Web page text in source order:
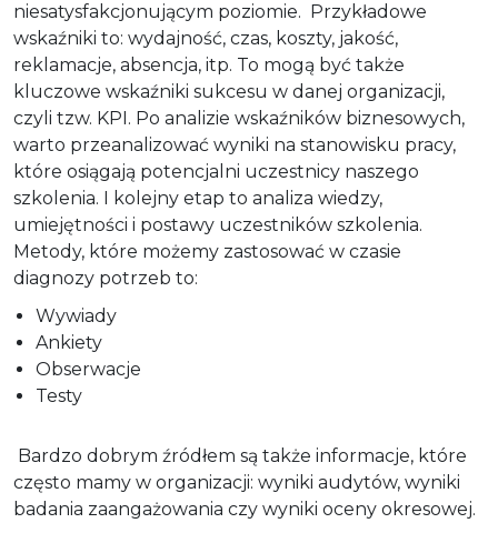
niesatysfakcjonującym poziomie. Przykładowe
wskaźniki to: wydajność, czas, koszty, jakość,
reklamacje, absencja, itp. To mogą być także
kluczowe wskaźniki sukcesu w danej organizacji,
czyli tzw. KPI. Po analizie wskaźników biznesowych,
warto przeanalizować wyniki na stanowisku pracy,
które osiągają potencjalni uczestnicy naszego
szkolenia. I kolejny etap to analiza wiedzy,
umiejętności i postawy uczestników szkolenia.
Metody, które możemy zastosować w czasie
diagnozy potrzeb to:
Wywiady
Ankiety
Obserwacje
Testy
Bardzo dobrym źródłem są także informacje, które
często mamy w organizacji: wyniki audytów, wyniki
badania zaangażowania czy wyniki oceny okresowej.